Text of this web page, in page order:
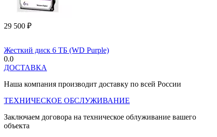
29 500 ₽
Жесткий диск 6 ТБ (WD Purple)
0.0
ДОСТАВКА
Наша компания производит доставку по всей России
ТЕХНИЧЕСКОЕ ОБСЛУЖИВАНИЕ
Заключаем договора на техническое облуживание вашего
объекта